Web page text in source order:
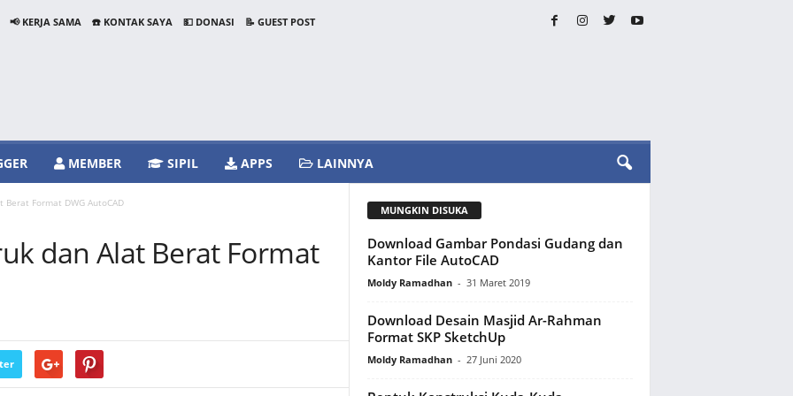
📢 KERJA SAMA ☎️ KONTAK SAYA 💵 DONASI
📝 GUEST POST
MEMBER SIPIL APPS LAINNYA
Format DWG AutoCAD
dan Alat Berat Format
MUNGKIN DISUKA
Download Gambar Pondasi Gudang dan
Kantor File AutoCAD
Moldy Ramadhan - 31 Maret 2019
Download Desain Masjid Ar-Rahman
Format SKP SketchUp
Moldy Ramadhan - 27 Juni 2020